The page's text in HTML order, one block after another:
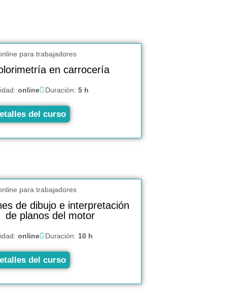
en carrocería
online Duración: 5 h
del curso
de dibujo e interpretación
de planos del motor
online Duración: 10 h
del curso